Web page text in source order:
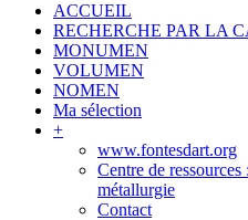
ACCUEIL
RECHERCHE PAR LA
MONUMEN
VOLUMEN
NOMEN
Ma sélection
+
www.fontesdart.org
Centre de
métallurgie
Contact